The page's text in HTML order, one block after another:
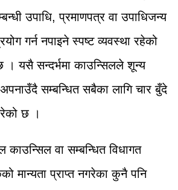
उपाधि, प्रमाणपत्र वा उपाधिजन्य
गर्न नपाइने स्पष्ट व्यवस्था रहेको
। यसै सन्दर्भमा काउन्सिलले शून्य
सम्बन्धित सबैका लागि चार बुँदे
छ ।
काउन्सिल वा सम्बन्धित विधागत
मान्यता प्राप्त नगरेका कुनै पनि